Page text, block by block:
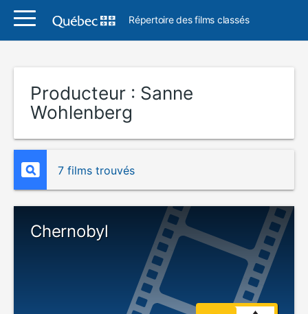
Répertoire des films classés
Producteur : Sanne
Wohlenberg
7 films trouvés
Chernobyl